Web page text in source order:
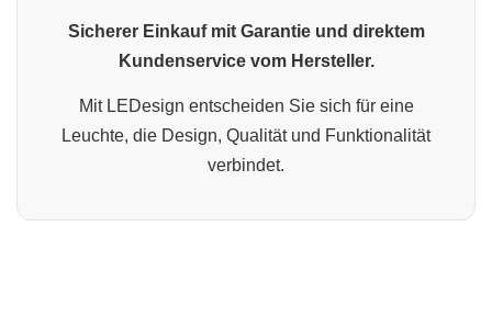
Sicherer Einkauf mit Garantie und direktem
Kundenservice vom Hersteller.
Mit LEDesign entscheiden Sie sich für eine
Leuchte, die Design, Qualität und Funktionalität
verbindet.